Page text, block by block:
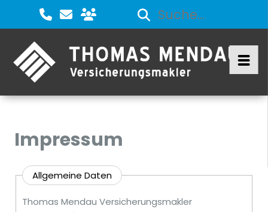
Impressum
Allgemeine Daten
Thomas Mendau Versicherungsmakler